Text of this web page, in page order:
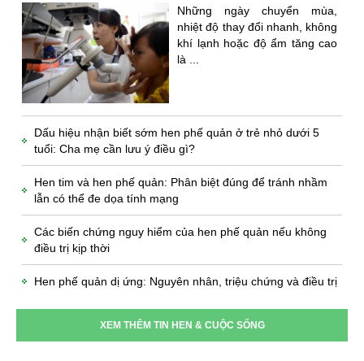
Những ngày chuyển mùa,
nhiệt độ thay đổi nhanh, không
khí lạnh hoặc độ ẩm tăng cao
là ...
Dấu hiệu nhận biết sớm hen phế quản ở trẻ nhỏ dưới 5
tuổi: Cha mẹ cần lưu ý điều gì?
Hen tim và hen phế quản: Phân biệt đúng để tránh nhầm
lẫn có thể đe dọa tính mạng
Các biến chứng nguy hiểm của hen phế quản nếu không
điều trị kịp thời
Hen phế quản dị ứng: Nguyên nhân, triệu chứng và điều trị
XEM THÊM TIN HEN & CUỘC SỐNG